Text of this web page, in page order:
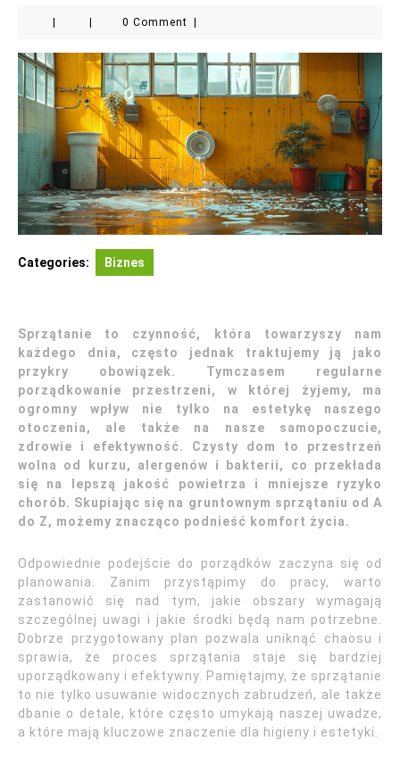
0 Comment
Categories: Biznes
Sprzątanie to czynność, która towarzyszy nam
każdego dnia, często jednak traktujemy ją jako
przykry obowiązek. Tymczasem regularne
porządkowanie przestrzeni, w której żyjemy, ma
ogromny wpływ nie tylko na estetykę naszego
otoczenia, ale także na nasze samopoczucie,
zdrowie i efektywność. Czysty dom to przestrzeń
wolna od kurzu, alergenów i bakterii, co przekłada
się na lepszą jakość powietrza i mniejsze ryzyko
chorób. Skupiając się na gruntownym sprzątaniu od A
do Z, możemy znacząco podnieść komfort życia.
Odpowiednie podejście do porządków zaczyna się od
planowania. Zanim przystąpimy do pracy, warto
zastanowić się nad tym, jakie obszary wymagają
szczególnej uwagi i jakie środki będą nam potrzebne.
Dobrze przygotowany plan pozwala uniknąć chaosu i
sprawia, że proces sprzątania staje się bardziej
uporządkowany i efektywny. Pamiętajmy, że sprzątanie
to nie tylko usuwanie widocznych zabrudzeń, ale także
dbanie o detale, które często umykają naszej uwadze,
a które mają kluczowe znaczenie dla higieny i estetyki.